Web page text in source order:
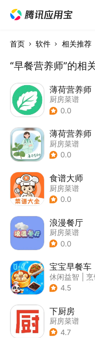
首页 软件 相关推荐
“早餐营养师”的相
薄荷营养师
厨房菜谱
0.0
薄荷营养师
厨房菜谱
0.0
食谱大师
厨房菜谱
0.0
浪漫餐厅
厨房菜谱
0.0
宝宝早餐车
休闲益智
| 宝宝巴士
4.5
下厨房
厨房菜谱
4.7